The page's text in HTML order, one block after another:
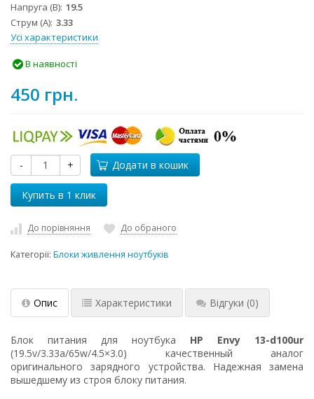
Напруга (В) 19.5
Струм (А) 3.33
Усі характеристики
В наявності
450 грн.
- + Додати в кошик
До порівняння До обраного
Категорії: Блоки живлення ноутбуків
Опис Характеристики Відгуки (0)
Блок питания для ноутбука HP Envy 13-d100ur
(19.5v/3.33a/65w/4.5×3.0) качественный аналог
оригинального зарядного устройства. Надежная замена
вышедшему из строя блоку питания.